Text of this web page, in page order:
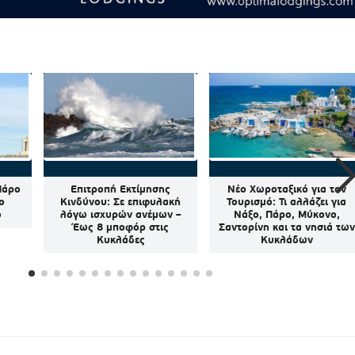
Επιτροπή Εκτίμησης
Κινδύνου: Σε επιφυλακή
λόγω ισχυρών ανέμων –
Έως 8 μποφόρ στις
Κυκλάδες
Νέο Χωροταξικό για τον
Τουρισμό: Τι αλλάζει για
Νάξο, Πάρο, Μύκονο,
Σαντορίνη και τα νησιά των
Κυκλάδων